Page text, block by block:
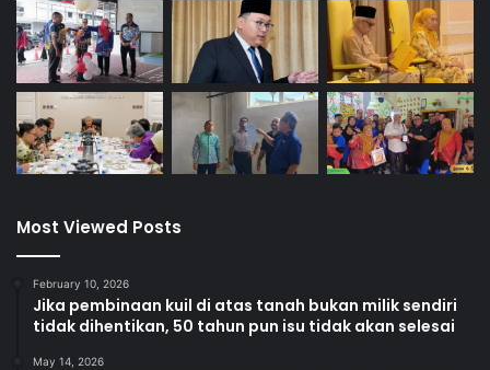
Most Viewed Posts
February 10, 2026
Jika pembinaan kuil di atas tanah bukan milik sendiri
tidak dihentikan, 50 tahun pun isu tidak akan selesai
May 14, 2026